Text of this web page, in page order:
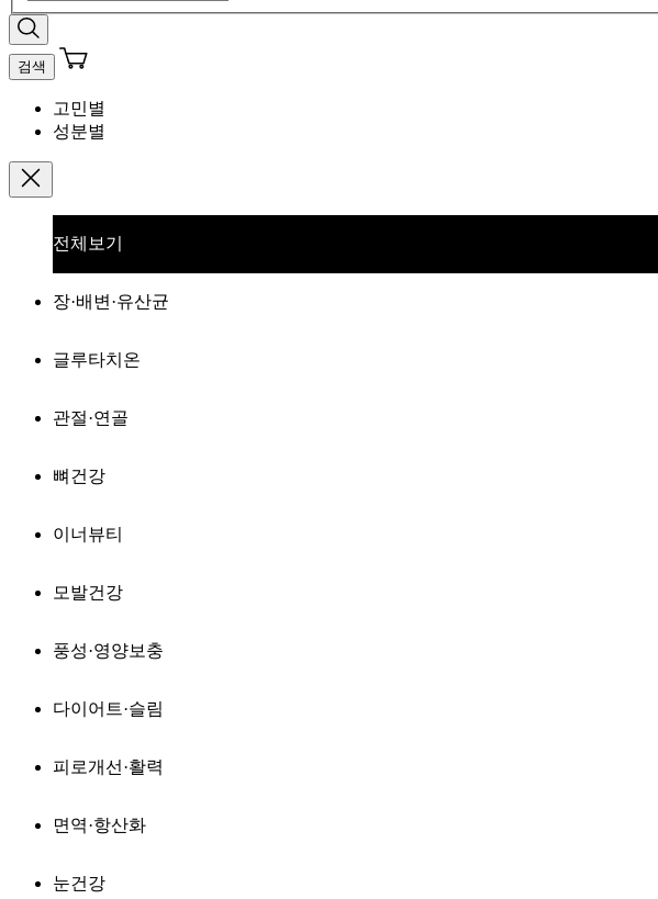
검색
고민별
성분별
전체보기
장·배변·유산균
글루타치온
관절·연골
뼈건강
이너뷰티
모발건강
풍성·영양보충
다이어트·슬림
피로개선·활력
면역·항산화
눈건강